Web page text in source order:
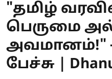
"தமிழ்
பெருமை
அவமானம்!"
பேச்சு |